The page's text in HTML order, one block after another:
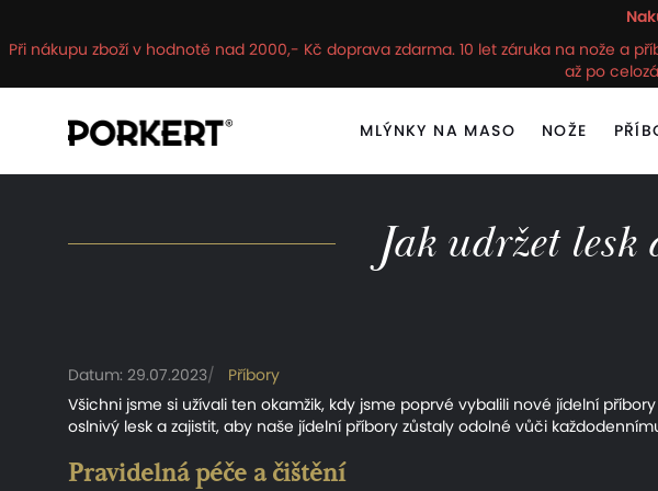
Při nákupu zboží v hodnotě nad 2000,- Kč doprava zdarma. 10 let záruka na nože a
až po
MLÝNKY NA MASO NOŽE
Jak udržet
Datum: 29.07.2023
Příbory
Všichni jsme si užívali ten okamžik, kdy jsme poprvé vybalili nové jídelní
oslnivý lesk a zajistit, aby naše jídelní příbory zůstaly odolné vůči
Pravidelná péče a čištění